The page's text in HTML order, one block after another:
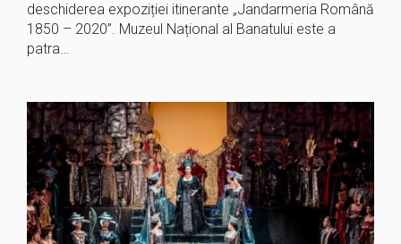
deschiderea expoziției itinerante „Jandarmeria Română
1850 – 2020”. Muzeul Național al Banatului este a
patra…